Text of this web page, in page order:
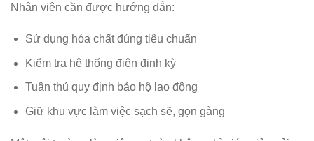
Nhân viên cần được hướng dẫn:
Sử dụng hóa chất đúng tiêu chuẩn
Kiểm tra hệ thống điện định kỳ
Tuân thủ quy định bảo hộ lao động
Giữ khu vực làm việc sạch sẽ, gọn gàng